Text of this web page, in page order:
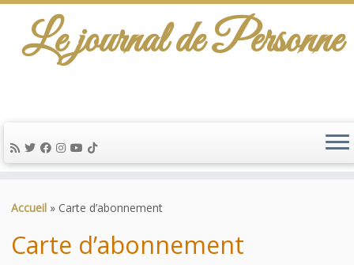
au
Le journal de Personne
Accueil » Carte d’abonnement
Carte d’abonnement